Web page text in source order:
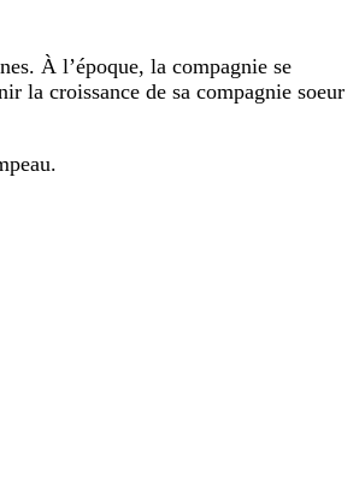
À l’époque, la compagnie se
la croissance de sa compagnie soeur